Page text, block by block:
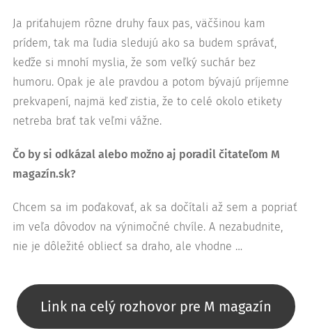
Ja priťahujem rôzne druhy faux pas, väčšinou kam
prídem, tak ma ľudia sledujú ako sa budem správať,
keďže si mnohí myslia, že som veľký suchár bez
humoru. Opak je ale pravdou a potom bývajú príjemne
prekvapení, najmä keď zistia, že to celé okolo etikety
netreba brať tak veľmi vážne.
Čo by si odkázal alebo možno aj poradil čitateľom M
magazín.sk?
Chcem sa im poďakovať, ak sa dočítali až sem a popriať
im veľa dôvodov na výnimočné chvíle. A nezabudnite,
nie je dôležité obliecť sa draho, ale vhodne …
Link na celý rozhovor pre M magazín